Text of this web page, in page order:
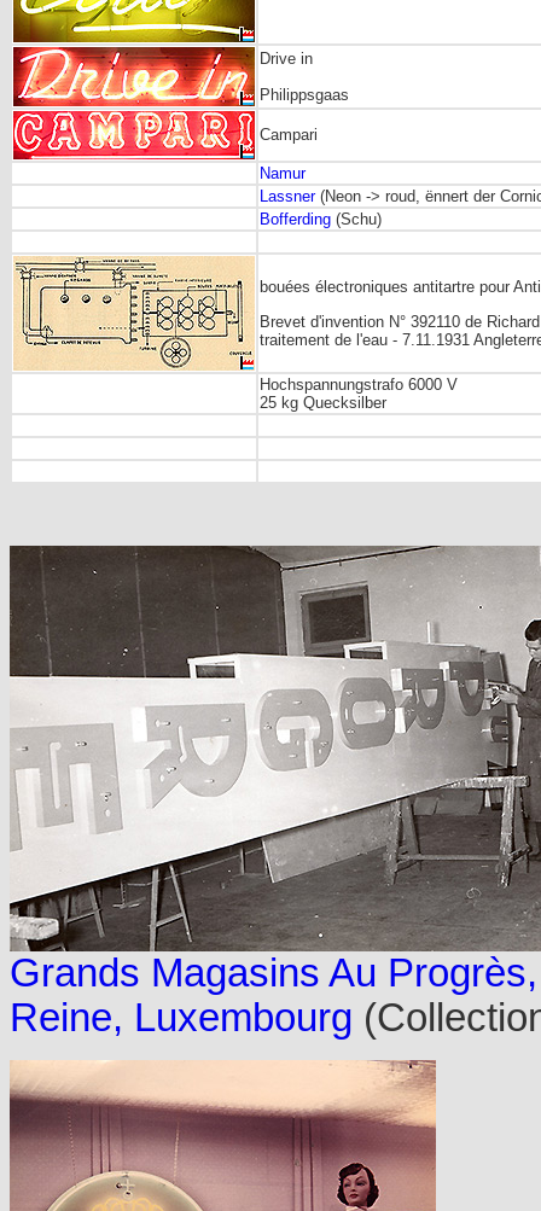
Drive in
Philippsgaas
Campari
Namur
Lassner(Neon -> roud, ënnert der
Bofferding (Schu)
bouées électroniques antitartre pour
Brevet d'invention N° 392110 de
traitement de l'eau - 7.11.1931
Hochspannungstrafo 6000 V
25 kg Quecksilber
Grands Magasins Au
Reine, Luxembourg